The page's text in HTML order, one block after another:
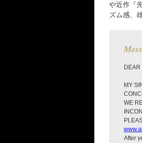
や近作『
ズム感、
MY
WE
After